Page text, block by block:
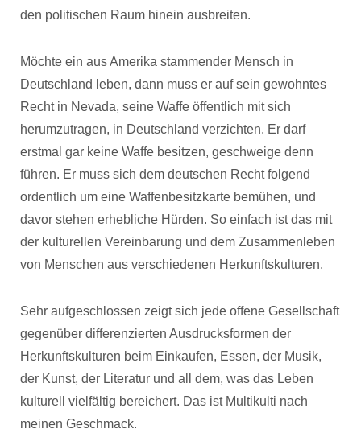
den politischen Raum hinein ausbreiten.
Möchte ein aus Amerika stammender Mensch in
Deutschland leben, dann muss er auf sein gewohntes
Recht in Nevada, seine Waffe öffentlich mit sich
herumzutragen, in Deutschland verzichten. Er darf
erstmal gar keine Waffe besitzen, geschweige denn
führen. Er muss sich dem deutschen Recht folgend
ordentlich um eine Waffenbesitzkarte bemühen, und
davor stehen erhebliche Hürden. So einfach ist das mit
der kulturellen Vereinbarung und dem Zusammenleben
von Menschen aus verschiedenen Herkunftskulturen.
Sehr aufgeschlossen zeigt sich jede offene Gesellschaft
gegenüber differenzierten Ausdrucksformen der
Herkunftskulturen beim Einkaufen, Essen, der Musik,
der Kunst, der Literatur und all dem, was das Leben
kulturell vielfältig bereichert. Das ist Multikulti nach
meinen Geschmack.